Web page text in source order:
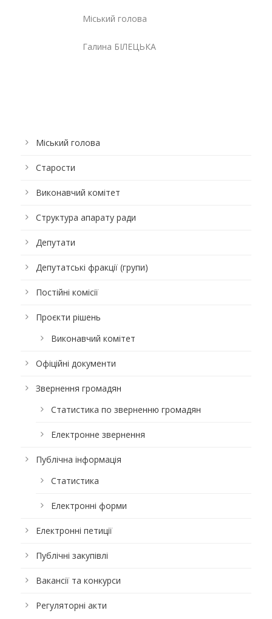
Міський голова
Галина БІЛЕЦЬКА
Міський голова
Старости
Виконавчий комітет
Структура апарату ради
Депутати
Депутатські фракції (групи)
Постійні комісії
Проєкти рішень
Виконавчий комітет
Офіційні документи
Звернення громадян
Статистика по зверненню громадян
Електронне звернення
Публічна інформація
Статистика
Електронні форми
Електронні петиції
Публічні закупівлі
Вакансії та конкурси
Регуляторні акти